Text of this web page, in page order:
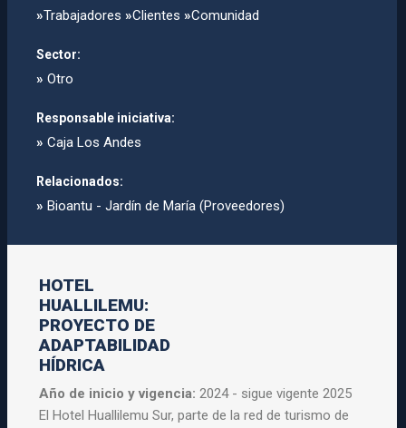
»Trabajadores »Clientes »Comunidad
Sector:
» Otro
Responsable iniciativa:
» Caja Los Andes
Relacionados:
» Bioantu - Jardí­n de Marí­a (Proveedores)
HOTEL
HUALLILEMU:
PROYECTO DE
ADAPTABILIDAD
HÍDRICA
Año de inicio y vigencia:2024 - sigue vigente 2025
El Hotel Huallilemu Sur, parte de la red de turismo de